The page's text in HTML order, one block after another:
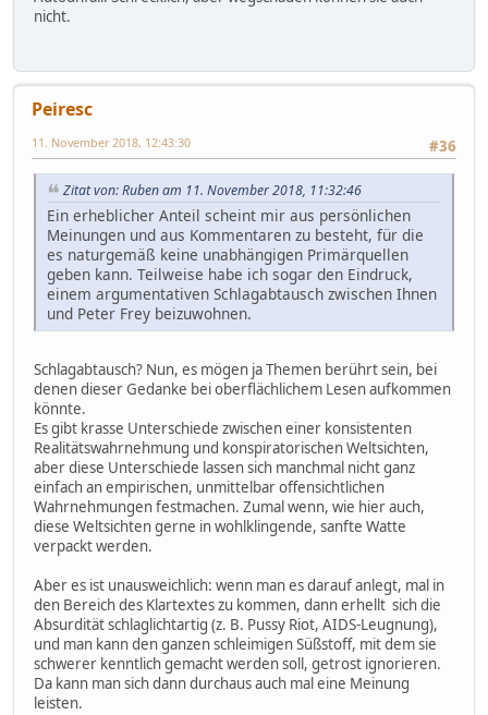
nicht.
Peiresc
#36
11. November 2018, 12:43:30
Zitat von: Ruben am 11. November 2018, 11:32:46
Ein erheblicher Anteil scheint mir aus persönlichen
Meinungen und aus Kommentaren zu besteht, für die
es naturgemäß keine unabhängigen Primärquellen
geben kann. Teilweise habe ich sogar den Eindruck,
einem argumentativen Schlagabtausch zwischen Ihnen
und Peter Frey beizuwohnen.
Schlagabtausch? Nun, es mögen ja Themen berührt sein, bei
denen dieser Gedanke bei oberflächlichem Lesen aufkommen
könnte.
Es gibt krasse Unterschiede zwischen einer konsistenten
Realitätswahrnehmung und konspiratorischen Weltsichten,
aber diese Unterschiede lassen sich manchmal nicht ganz
einfach an empirischen, unmittelbar offensichtlichen
Wahrnehmungen festmachen. Zumal wenn, wie hier auch,
diese Weltsichten gerne in wohlklingende, sanfte Watte
verpackt werden.
Aber es ist unausweichlich: wenn man es darauf anlegt, mal in
den Bereich des Klartextes zu kommen, dann erhellt sich die
Absurdität schlaglichtartig (z. B. Pussy Riot, AIDS-Leugnung),
und man kann den ganzen schleimigen Süßstoff, mit dem sie
schwerer kenntlich gemacht werden soll, getrost ignorieren.
Da kann man sich dann durchaus auch mal eine Meinung
leisten.